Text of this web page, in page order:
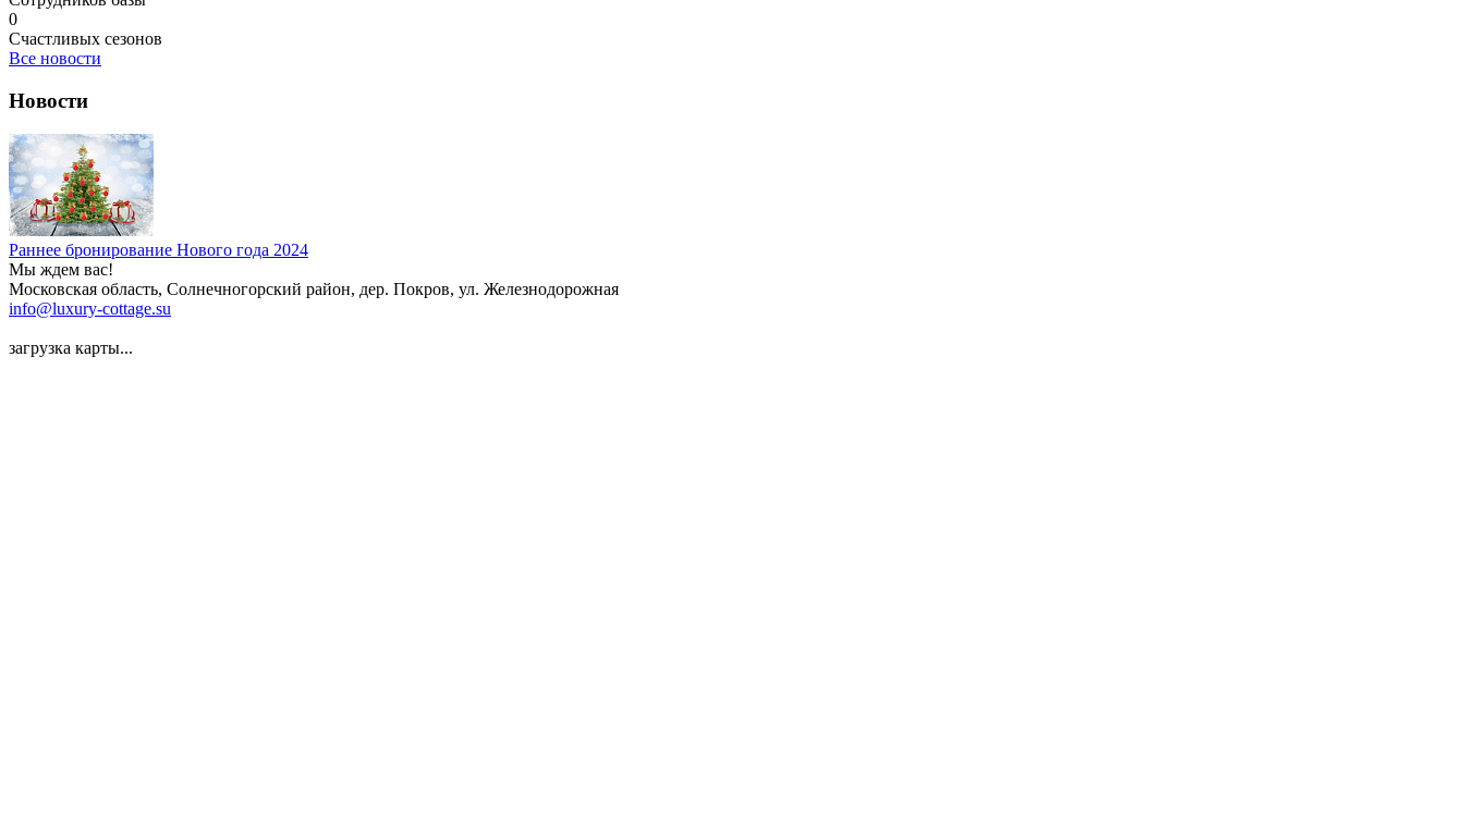
0
Счастливых сезонов
Все новости
Новости
Раннее бронирование Нового года 2024
Мы ждем вас!
Московская область, Солнечногорский район, дер. Покров, ул. Железнодорожная
info@luxury-cottage.su
загрузка карты...